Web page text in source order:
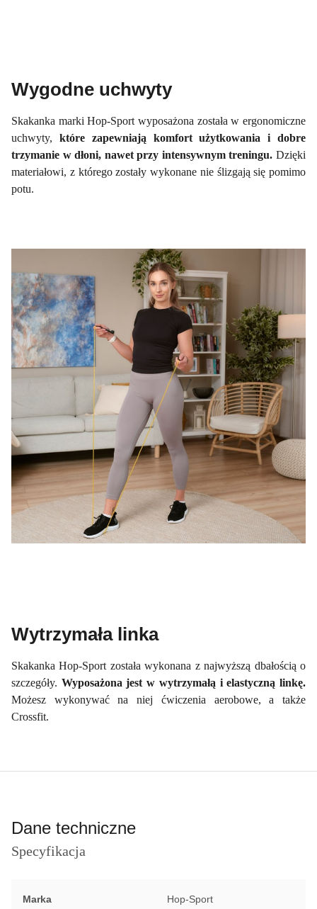
Wygodne uchwyty
Skakanka marki Hop-Sport wyposażona została w ergonomiczne
uchwyty, które zapewniają komfort użytkowania i dobre
trzymanie w dłoni, nawet przy intensywnym treningu. Dzięki
materiałowi, z którego zostały wykonane nie ślizgają się pomimo
potu.
Wytrzymała linka
Skakanka Hop-Sport została wykonana z najwyższą dbałością o
szczegóły. Wyposażona jest w wytrzymałą i elastyczną linkę.
Możesz wykonywać na niej ćwiczenia aerobowe, a także
Crossfit.
Dane techniczne
Specyfikacja
Marka Hop-Sport